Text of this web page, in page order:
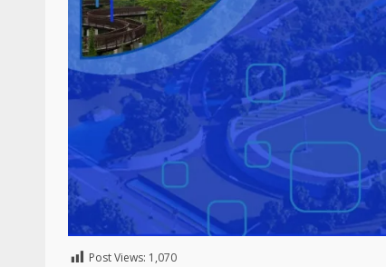
Post Views: 1,070